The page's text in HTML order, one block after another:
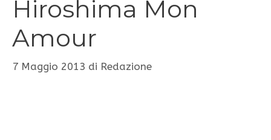
Hiroshima Mon
Amour
7 Maggio 2013 di Redazione